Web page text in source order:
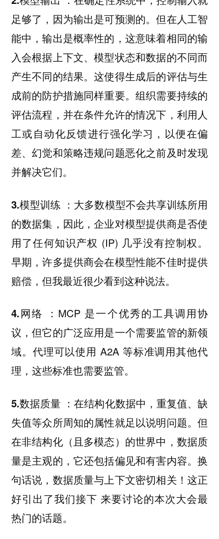
足够了，因为输出是可预测的。但在人工智
能中，输出是概率性的，这意味着相同的输
入会根据上下文、模型状态和数据的不同而
产生不同的结果。这使得生成后的评估与生
成前的防护措施同样重要。组织需要持续的
评估流程，并在条件允许的情况下，利用人
工或自动化反馈进行强化学习，以便在偏
差、幻觉和策略违规问题恶化之前及时发现
并解决它们。
3.模型训练 ：大多数模型不会共享训练所用
的数据集，因此，企业对模型提供商是否使
用了任何知识产权 (IP) 几乎没有控制权。
早期，许多提供商会在模型性能不佳时提供
赔偿，但我最近很少看到这种说法。
4.网络
：MCP 是一个优秀的工具调用协
议，但它的广泛应用是一个需要监管的新领
域。代理可以使用 A2A 等标准调用其他代
理，这些标准也需要监管。
5.数据质量 ：在结构化数据中，重复值、缺
失值等众所周知的属性就足以说明问题。但
在非结构化（且多模态）的世界中，数据质
量是主观的，它还包括偏见和有害内容。换
句话说，数据质量与上下文密切相关！这正
好引出了我们接下 来要讨论的本次大会最
热门的话题。